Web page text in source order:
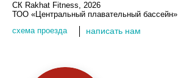
СК Rakhat Fitness, 2026
ТОО «Центральный плавательный бассейн»
cхема проезда
написать нам